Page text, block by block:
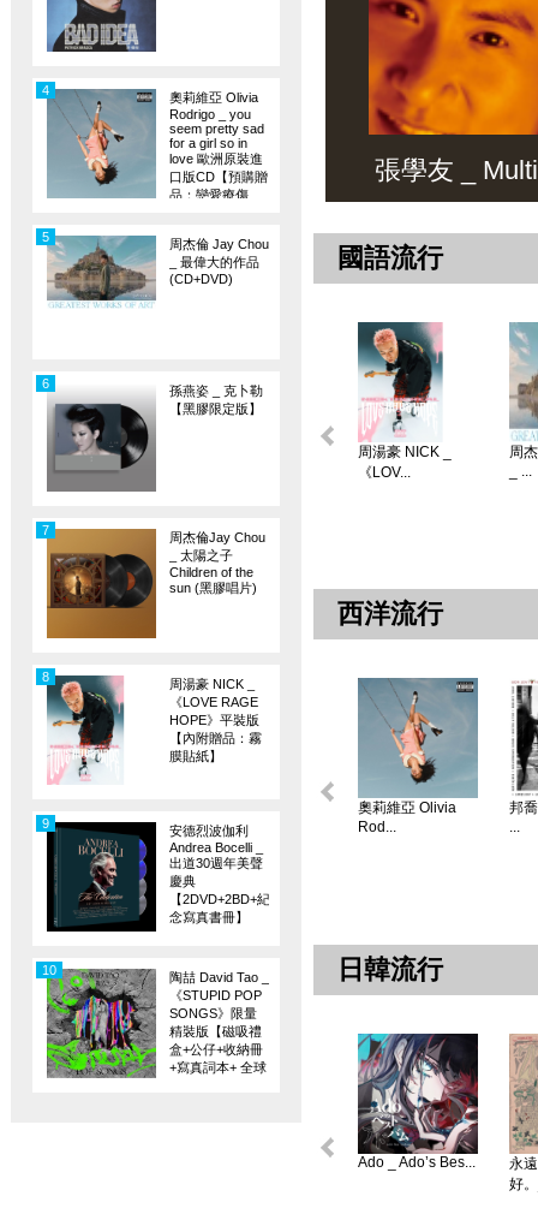
奧莉維亞 Olivia
Rodrigo _ you
seem pretty sad
for a girl so in
love 歐洲原裝進
口版CD【預購贈
品：戀愛療傷
4
周杰倫 Jay Chou
_ 最偉大的作品
(CD+DVD)
5
孫燕姿 _ 克卜勒
【黑膠限定版】
6
周杰倫Jay Chou
_ 太陽之子
Children of the
sun (黑膠唱片)
7
周湯豪 NICK _
《LOVE RAGE
HOPE》平裝版
【內附贈品：霧
膜貼紙】
8
安德烈波伽利
Andrea Bocelli _
出道30週年美聲
慶典
【2DVD+2BD+紀
念寫真書冊】
9
陶喆 David Tao _
《STUPID POP
SONGS》限量
精裝版【磁吸禮
盒+公仔+收納冊
+寫真詞本+ 全球
10
張學友 _
國語流行
周湯豪 NICK _
《LOV...
周
_ ...
西洋流行
奧莉維亞 Olivia
Rod...
邦
...
日韓流行
Ado _ Ado’s Bes...
永
好